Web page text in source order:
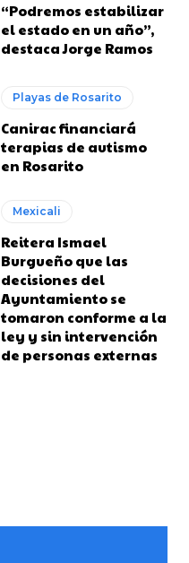
“Podremos estabilizar
el estado en un año”,
destaca Jorge Ramos
Playas de Rosarito
Canirac financiará
terapias de autismo
en Rosarito
Mexicali
Reitera Ismael
Burgueño que las
decisiones del
Ayuntamiento se
tomaron conforme a la
ley y sin intervención
de personas externas